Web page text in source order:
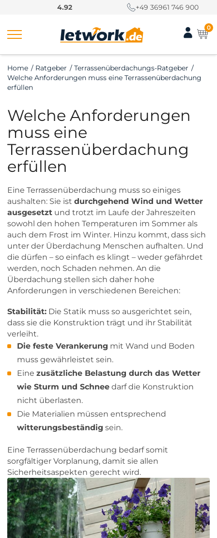
4.92 +49 36961 746 900
0
Home / Ratgeber / Terrassenüberdachungs-Ratgeber /
Welche Anforderungen muss eine Terrassenüberdachung
erfüllen
Welche Anforderungen
muss eine
Terrassenüberdachung
erfüllen
Eine Terrassenüberdachung muss so einiges
aushalten: Sie ist durchgehend Wind und Wetter
ausgesetzt und trotzt im Laufe der Jahreszeiten
sowohl den hohen Temperaturen im Sommer als
auch dem Frost im Winter. Hinzu kommt, dass sich
unter der Überdachung Menschen aufhalten. Und
die dürfen – so einfach es klingt – weder gefährdet
werden, noch Schaden nehmen. An die
Überdachung stellen sich daher hohe
Anforderungen in verschiedenen Bereichen:
Stabilität: Die Statik muss so ausgerichtet sein,
dass sie die Konstruktion trägt und ihr Stabilität
verleiht.
Die feste Verankerung mit Wand und Boden
muss gewährleistet sein.
Eine zusätzliche Belastung durch das Wetter
wie Sturm und Schnee darf die Konstruktion
nicht überlasten.
Die Materialien müssen entsprechend
witterungsbeständig sein.
Eine Terrassenüberdachung bedarf somit
sorgfältiger Vorplanung, damit sie allen
Sicherheitsaspekten gerecht wird.